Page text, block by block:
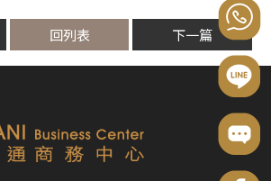
回列表 下一篇